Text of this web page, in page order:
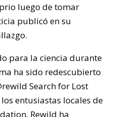
luego de tomar
publicó en su
para la ciencia durante
ha sido redescubierto
Search for Lost
entusiastas locales de
Rewild ha